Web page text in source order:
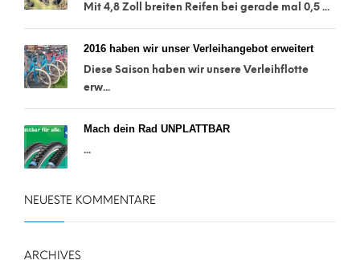
Mit 4,8 Zoll breiten Reifen bei gerade mal 0,5 ...
2016 haben wir unser Verleihangebot erweitert
Diese Saison haben wir unsere Verleihflotte
erw...
Mach dein Rad UNPLATTBAR
...
NEUESTE KOMMENTARE
ARCHIVES